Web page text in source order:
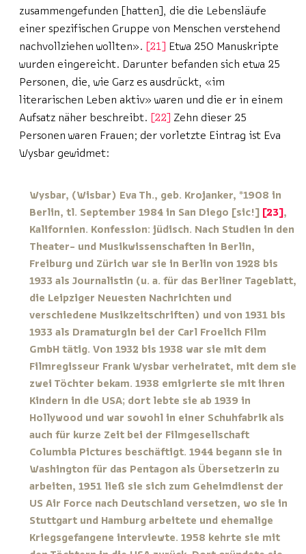
zusammengefunden [hatten], die die Lebensläufe
einer spezifischen Gruppe von Menschen verstehend
nachvollziehen wollten».
21
Etwa 250 Manuskripte
wurden eingereicht. Darunter befanden sich etwa 25
Personen, die, wie Garz es ausdrückt, «im
literarischen Leben aktiv» waren und die er in einem
Aufsatz näher beschreibt.
22
Zehn dieser 25
Personen waren Frauen; der vorletzte Eintrag ist Eva
Wysbar gewidmet:
Wysbar, (Wisbar) Eva Th., geb. Krojanker, *1908 in
Berlin, tl. September 1984 in San Diego [sic!] 23 ,
Kalifornien. Konfession: jüdisch. Nach Studien in den
Theater- und Musikwissenschaften in Berlin,
Freiburg und Zürich war sie in Berlin von 1928 bis
1933 als Journalistin (u. a. für das Berliner Tageblatt,
die Leipziger Neuesten Nachrichten und
verschiedene Musikzeitschriften) und von 1931 bis
1933 als Dramaturgin bei der Carl Froelich Film
GmbH tätig. Von 1932 bis 1938 war sie mit dem
Filmregisseur Frank Wysbar verheiratet, mit dem sie
zwei Töchter bekam. 1938 emigrierte sie mit ihren
Kindern in die USA; dort lebte sie ab 1939 in
Hollywood und war sowohl in einer Schuhfabrik als
auch für kurze Zeit bei der Filmgesellschaft
Columbia Pictures beschäftigt. 1944 begann sie in
Washington für das Pentagon als Übersetzerin zu
arbeiten, 1951 ließ sie sich zum Geheimdienst der
US Air Force nach Deutschland versetzen, wo sie in
Stuttgart und Hamburg arbeitete und ehemalige
Kriegsgefangene interviewte. 1958 kehrte sie mit